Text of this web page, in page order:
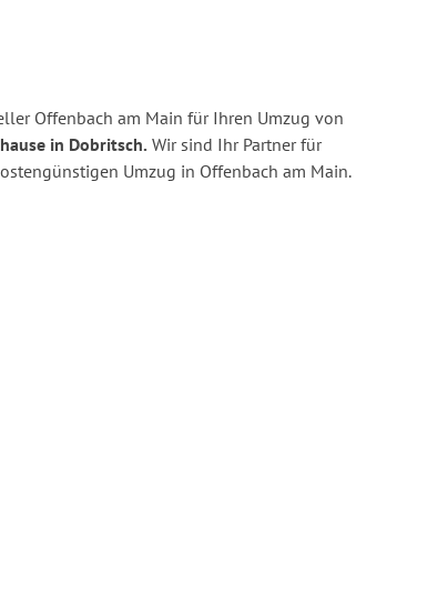
Offenbach am Main für Ihren Umzug von
in Dobritsch. Wir sind Ihr Partner für
Umzug in Offenbach am Main.